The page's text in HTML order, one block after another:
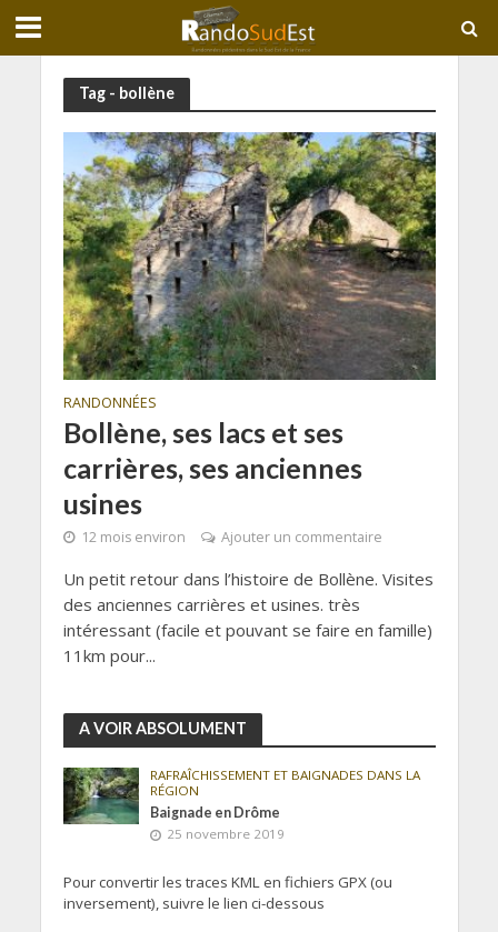
Tag - bollène
RANDONNÉES
Bollène, ses lacs et ses
carrières, ses anciennes
usines
12 mois environ Ajouter un commentaire
Un petit retour dans l’histoire de Bollène. Visites
des anciennes carrières et usines. très
intéressant (facile et pouvant se faire en famille)
11km pour...
A VOIR ABSOLUMENT
RAFRAÎCHISSEMENT ET BAIGNADES DANS LA
RÉGION
Baignade en Drôme
25 novembre 2019
Pour convertir les traces KML en fichiers GPX (ou
inversement), suivre le lien ci-dessous